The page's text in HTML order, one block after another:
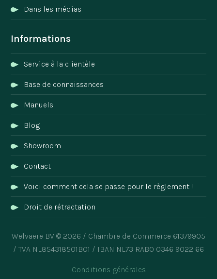
Dans les médias
Informations
Service à la clientèle
Base de connaissances
Manuels
Blog
Showroom
Contact
Voici comment cela se passe pour le règlement !
Droit de rétractation
Welvaere BV © 2026 / Chambre de Commerce 61379905
/ TVA NL854318501B01 / IBAN NL73 RABO 0346 9022 66
Conditions générales